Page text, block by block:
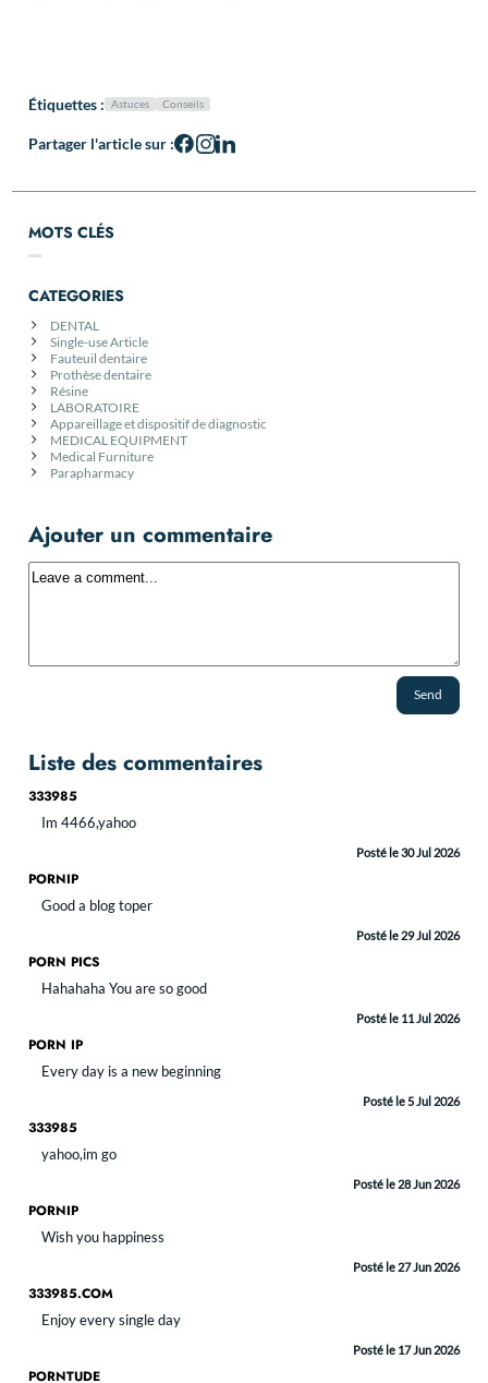
Étiquettes : Astuces Conseils
Partager l'article sur :
MOTS CLÉS
CATEGORIES
DENTAL
Single-use Article
Fauteuil dentaire
Prothèse dentaire
Résine
LABORATOIRE
Appareillage et dispositif de diagnostic
MEDICAL EQUIPMENT
Medical Furniture
Parapharmacy
Ajouter un commentaire
Send
Liste des commentaires
333985
Im 4466,yahoo
Posté le 30 Jul 2026
PORNIP
Good a blog toper
Posté le 29 Jul 2026
PORN PICS
Hahahaha You are so good
Posté le 11 Jul 2026
PORN IP
Every day is a new beginning
Posté le 5 Jul 2026
333985
yahoo,im go
Posté le 28 Jun 2026
PORNIP
Wish you happiness
Posté le 27 Jun 2026
333985.COM
Enjoy every single day
Posté le 17 Jun 2026
PORNTUDE